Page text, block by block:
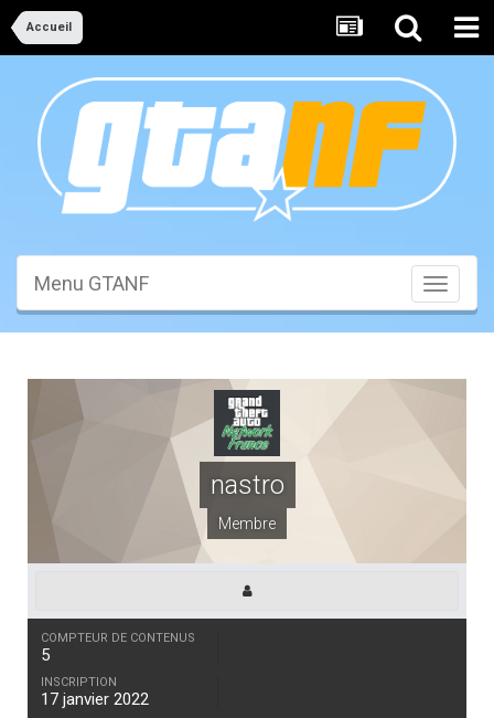
Accueil
Toggle
Menu GTANF
nastro
Membre
COMPTEUR DE CONTENUS
5
INSCRIPTION
17 janvier 2022